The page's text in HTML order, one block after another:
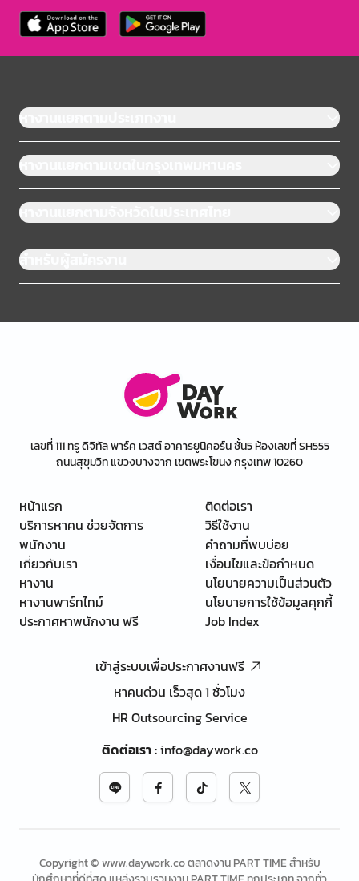
หางานแยกตามประเภทงาน
หางานแยกตามเขตในกรุงเทพมหานคร
หางานแยกตามจังหวัดในประเทศไทย
สำหรับผู้สมัครงาน
เลขที่ 111 ทรู ดิจิทัล พาร์ค เวสต์ อาคารยูนิคอร์น ชั้น5 ห้องเลขที่ SH555
ถนนสุขุมวิท แขวงบางจาก เขตพระโขนง กรุงเทพ 10260
หน้าแรก
บริการหาคน ช่วยจัดการ
พนักงาน
เกี่ยวกับเรา
หางาน
หางานพาร์ทไทม์
ประกาศหาพนักงาน ฟรี
ติดต่อเรา
วิธีใช้งาน
คำถามที่พบบ่อย
เงื่อนไขและข้อกำหนด
นโยบายความเป็นส่วนตัว
นโยบายการใช้ข้อมูลคุกกี้
Job Index
เข้าสู่ระบบเพื่อประกาศงานฟรี
หาคนด่วน เร็วสุด 1 ชั่วโมง
HR Outsourcing Service
ติดต่อเรา:info@daywork.co
Copyright © www.daywork.co ตลาดงาน PART TIME สำหรับ